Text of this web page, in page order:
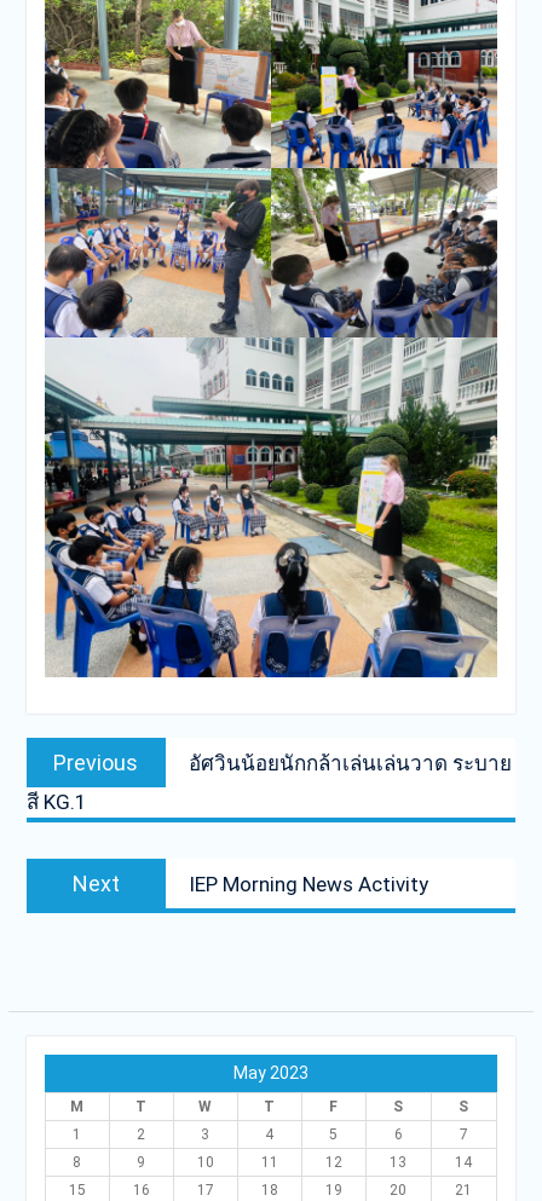
Post
navigation
Previous
Previous
post:
อัศวินน้อยนักกล้าเล่นเล่นวาด ระบาย
สี KG.1
Next
post:
IEP Morning News Activity
May 2023
M T W T F S
S
1
2 3 4 5 6
7
8
9 10 11 12 13
14
15
16 17 18 19 20
21